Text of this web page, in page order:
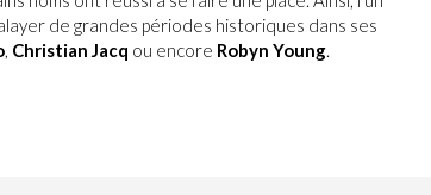
de grandes périodes historiques dans ses
, Christian Jacq ou encore Robyn Young.